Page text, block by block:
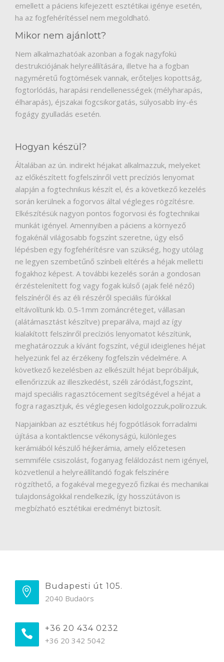
emellett a páciens kifejezett esztétikai igénye esetén,
ha az fogfehérítéssel nem megoldható.
Mikor nem ajánlott?
Nem alkalmazhatóak azonban a fogak nagyfokú
destrukciójának helyreállítására, illetve ha a fogban
nagyméretű fogtömések vannak, erőteljes kopottság,
fogtorlódás, harapási rendellenességek (mélyharapás,
élharapás), éjszakai fogcsikorgatás, súlyosabb íny-és
fogágy gyulladás esetén.
Hogyan készül?
Általában az ún. indirekt héjakat alkalmazzuk, melyeket
az előkészített fogfelszínről vett precíziós lenyomat
alapján a fogtechnikus készít el, és a következő kezelés
során kerülnek a fogorvos által végleges rögzítésre.
Elkészítésük nagyon pontos fogorvosi és fogtechnikai
munkát igényel. Amennyiben a páciens a környező
fogakénál világosabb fogszínt szeretne, úgy első
lépésben egy fogfehérítésre van szükség, hogy utólag
ne legyen szembetűnő színbeli eltérés a héjak melletti
fogakhoz képest. A további kezelés során a gondosan
érzéstelenített fog vagy fogak külső (ajak felé néző)
felszínéről és az éli részéről speciális fúrókkal
eltávolítunk kb. 0.5-1mm zománcréteget, vállasan
(alátámasztást készítve) preparálva, majd az így
kialakított felszínről precíziós lenyomatot készítünk,
meghatározzuk a kívánt fogszínt, végül ideiglenes héjat
helyezünk fel az érzékeny fogfelszín védelmére. A
következő kezelésben az elkészült héjat bepróbáljuk,
ellenőrizzük az illeszkedést, széli záródást,fogszínt,
majd speciális ragasztócement segítségével a héjat a
fogra ragasztjuk, és véglegesen kidolgozzuk,polírozzuk.
Napjainkban az esztétikus héj fogpótlások forradalmi
újítása a kontaktlencse vékonyságú, különleges
kerámiából készülő héjkerámia, amely előzetesen
semmiféle csiszolást, foganyag feláldozást nem igényel,
közvetlenül a helyreállítandó fogak felszínére
rögzíthető, a fogakéval megegyező fizikai és mechanikai
tulajdonságokkal rendelkezik, így hosszútávon is
megbízható esztétikai eredményt biztosít.
Budapesti út 105.
2040 Budaörs
+36 20 434 0232
+36 20 342 5042